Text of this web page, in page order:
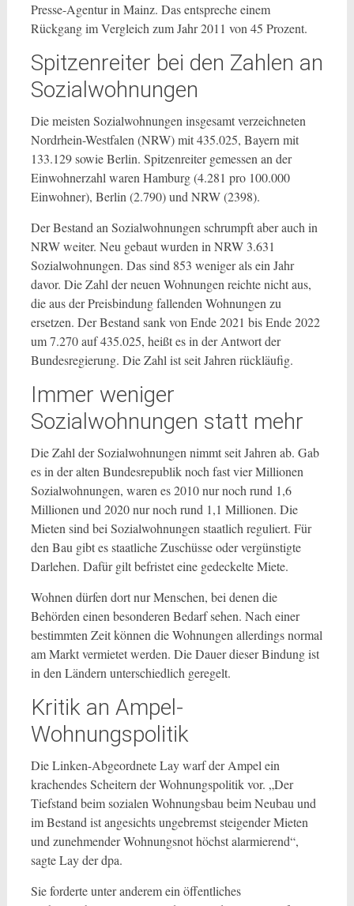
Presse-Agentur in Mainz. Das entspreche einem
Rückgang im Vergleich zum Jahr 2011 von 45 Prozent.
Spitzenreiter bei den Zahlen an
Sozialwohnungen
Die meisten Sozialwohnungen insgesamt verzeichneten
Nordrhein-Westfalen (NRW) mit 435.025, Bayern mit
133.129 sowie Berlin. Spitzenreiter gemessen an der
Einwohnerzahl waren Hamburg (4.281 pro 100.000
Einwohner), Berlin (2.790) und NRW (2398).
Der Bestand an Sozialwohnungen schrumpft aber auch in
NRW weiter. Neu gebaut wurden in NRW 3.631
Sozialwohnungen. Das sind 853 weniger als ein Jahr
davor. Die Zahl der neuen Wohnungen reichte nicht aus,
die aus der Preisbindung fallenden Wohnungen zu
ersetzen. Der Bestand sank von Ende 2021 bis Ende 2022
um 7.270 auf 435.025, heißt es in der Antwort der
Bundesregierung. Die Zahl ist seit Jahren rückläufig.
Immer weniger
Sozialwohnungen statt mehr
Die Zahl der Sozialwohnungen nimmt seit Jahren ab. Gab
es in der alten Bundesrepublik noch fast vier Millionen
Sozialwohnungen, waren es 2010 nur noch rund 1,6
Millionen und 2020 nur noch rund 1,1 Millionen. Die
Mieten sind bei Sozialwohnungen staatlich reguliert. Für
den Bau gibt es staatliche Zuschüsse oder vergünstigte
Darlehen. Dafür gilt befristet eine gedeckelte Miete.
Wohnen dürfen dort nur Menschen, bei denen die
Behörden einen besonderen Bedarf sehen. Nach einer
bestimmten Zeit können die Wohnungen allerdings normal
am Markt vermietet werden. Die Dauer dieser Bindung ist
in den Ländern unterschiedlich geregelt.
Kritik an Ampel-
Wohnungspolitik
Die Linken-Abgeordnete Lay warf der Ampel ein
krachendes Scheitern der Wohnungspolitik vor. „Der
Tiefstand beim sozialen Wohnungsbau beim Neubau und
im Bestand ist angesichts ungebremst steigender Mieten
und zunehmender Wohnungsnot höchst alarmierend“,
sagte Lay der dpa.
Sie forderte unter anderem ein öffentliches